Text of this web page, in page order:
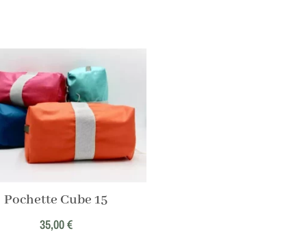
Pochette Cube 15
35,00€